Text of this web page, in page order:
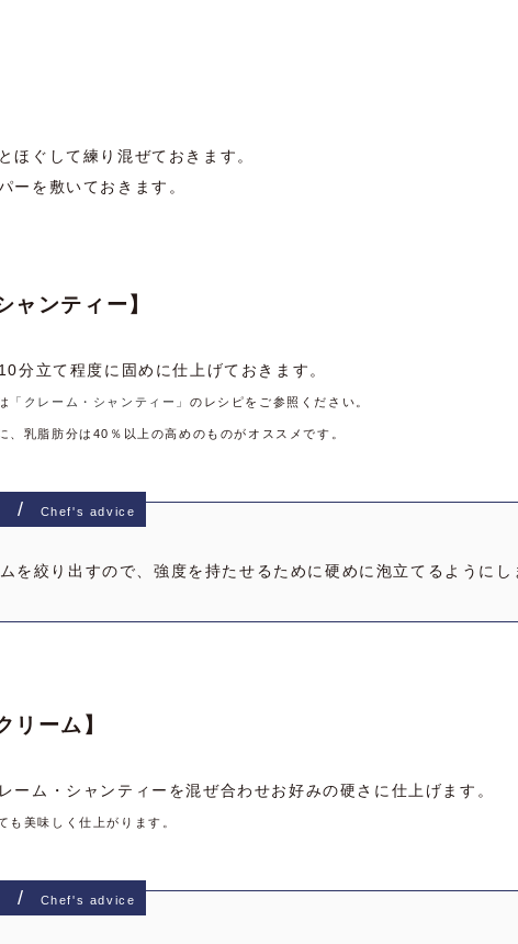
ほぐして練り混ぜておきます。
ーを敷いておきます。
ャンティー】
分立て程度に固めに仕上げておきます。
「クレーム・シャンティー」のレシピをご参照ください。
乳脂肪分は40％以上の高めのものがオススメです。
Chef's advice
を絞り出すので、強度を持たせるために硬めに泡立てるようにし
リーム】
ーム・シャンティーを混ぜ合わせお好みの硬さに仕上げます。
美味しく仕上がります。
Chef's advice